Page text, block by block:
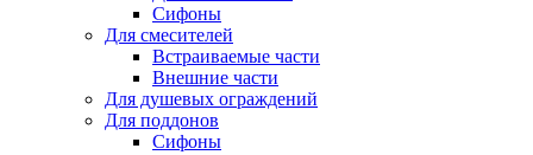
Сифоны
Для смесителей
Встраиваемые части
Внешние части
Для душевых ограждений
Для поддонов
Сифоны